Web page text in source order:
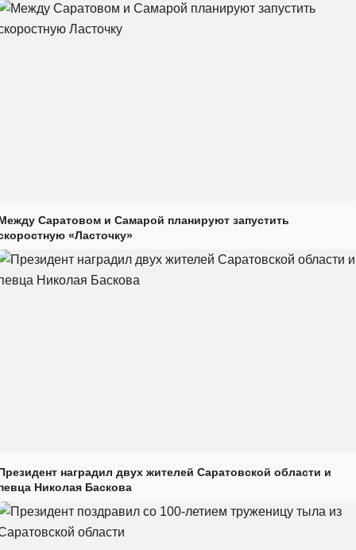
Саратовом и Самарой планируют запустить
«Ласточку»
наградил двух жителей Саратовской области и
Николая Баскова